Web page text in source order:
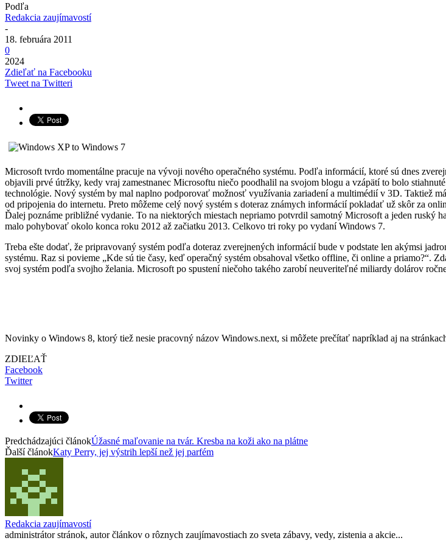
Podľa
Redakcia zaujímavostí
-
18. februára 2011
0
2024
Zdieľať na Facebooku
Tweet na Twitteri
Microsoft tvrdo momentálne pracuje na vývoji nového operačného systému. Podľa informácií, ktoré sú dnes
objavili prvé útržky, kedy vraj zamestnanec Microsoftu niečo poodhalil na svojom blogu a vzápätí to bolo
technológie. Nový systém by mal naplno podporovať možnosť využívania zariadení a multimédií v 3D. Taktiež
od pripojenia do internetu. Preto môžeme celý nový systém s doteraz známych informácií pokladať už skôr za
Ďalej poznáme približné vydanie. To na niektorých miestach nepriamo potvrdil samotný Microsoft a jeden ruský
malo pohybovať okolo konca roku 2012 až začiatku 2013. Celkovo tri roky po vydaní Windows 7.
Treba ešte dodať, že pripravovaný systém podľa doteraz zverejnených informácií bude v podstate len akýmsi
systému. Raz si povieme „Kde sú tie časy, keď operačný systém obsahoval všetko offline, či online a
svoj systém podľa svojho želania. Microsoft po spustení niečoho takého zarobí neuveriteľné miliardy dolárov
Novinky o Windows 8, ktorý tiež nesie pracovný názov Windows.next, si môžete prečítať napríklad aj na
ZDIEĽAŤ
Facebook
Twitter
Predchádzajúci článokÚžasné maľovanie na tvár. Kresba na koži ako na plátne
Ďalší článokKaty Perry, jej výstrih lepší než jej parfém
Redakcia zaujímavostí
administrátor stránok, autor článkov o rôznych zaujímavostiach zo sveta zábavy, vedy, zistenia a akcie...